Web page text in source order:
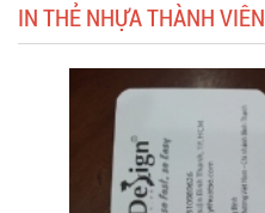
IN THẺ NHỰA THÀNH VIÊN